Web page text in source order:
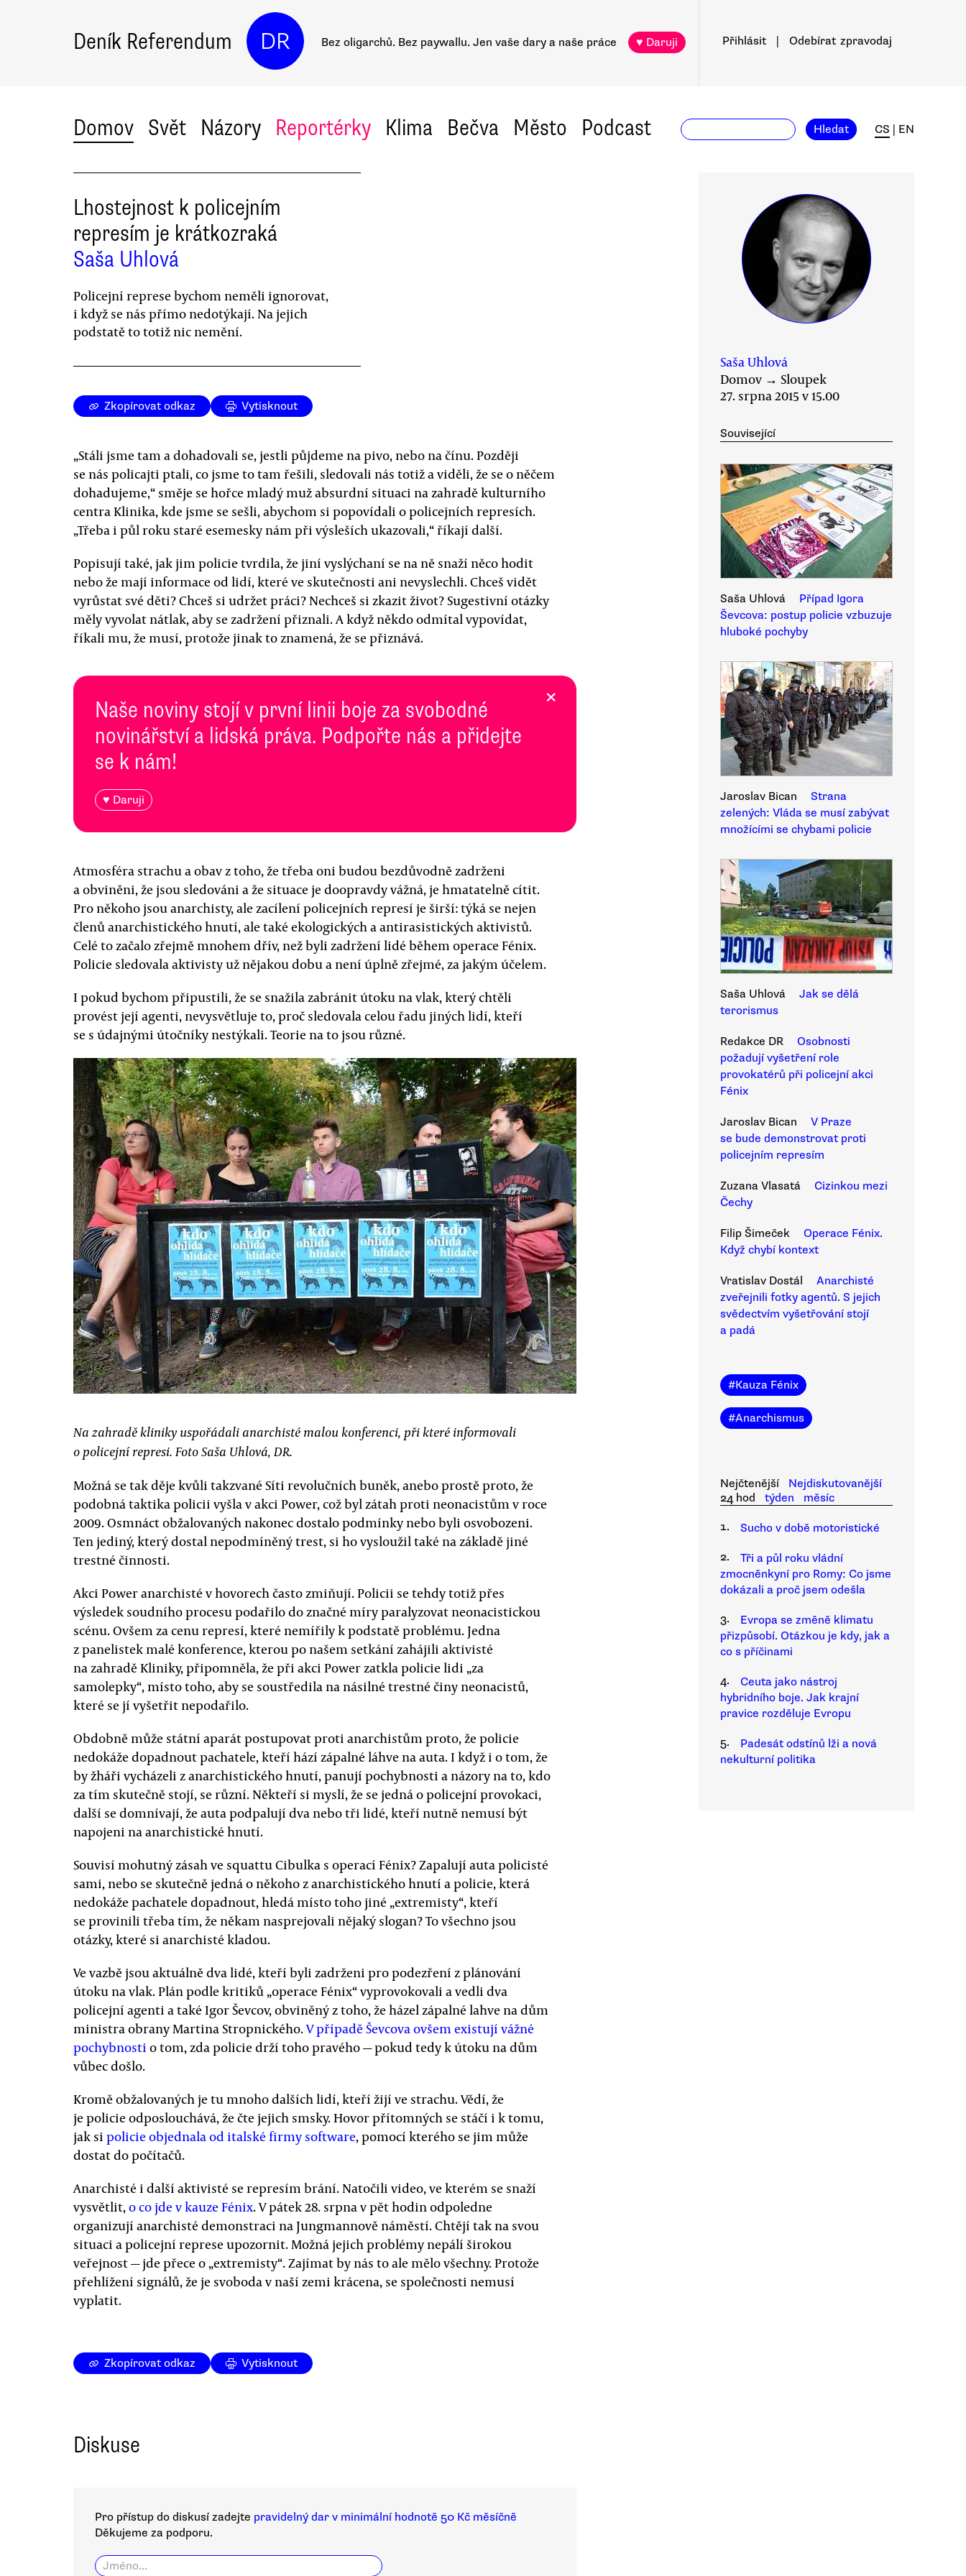
Deník Referendum DR Bez oligarchů. Bez paywallu. Jen vaše dary a naše práce ♥ Daruji Přihlásit Odebírat zpravodaj
Domov Svět Názory Reportérky Klima Bečva Město Podcast Hledat CS EN
Lhostejnost k policejním
represím je krátkozraká
Saša Uhlová
Policejní represe bychom neměli ignorovat,
i když se nás přímo nedotýkají. Na jejich
podstatě to totiž nic nemění.
Zkopírovat odkaz Vytisknout
„Stáli jsme tam a dohadovali se, jestli půjdeme na pivo, nebo na čínu. Později
se nás policajti ptali, co jsme to tam řešili, sledovali nás totiž a viděli, že se o něčem
dohadujeme,“ směje se hořce mladý muž absurdní situaci na zahradě kulturního
centra Klinika, kde jsme se sešli, abychom si popovídali o policejních represích.
„Třeba i půl roku staré esemesky nám při výsleších ukazovali,“ říkají další.
Popisují také, jak jim policie tvrdila, že jiní vyslýchaní se na ně snaží něco hodit
nebo že mají informace od lidí, které ve skutečnosti ani nevyslechli. Chceš vidět
vyrůstat své děti? Chceš si udržet práci? Nechceš si zkazit život? Sugestivní otázky
měly vyvolat nátlak, aby se zadržení přiznali. A když někdo odmítal vypovídat,
říkali mu, že musí, protože jinak to znamená, že se přiznává.
Naše noviny stojí v první linii boje za svobodné
novinářství a lidská práva. Podpořte nás a přidejte
se k nám!
♥ Daruji
×
Atmosféra strachu a obav z toho, že třeba oni budou bezdůvodně zadrženi
a obviněni, že jsou sledováni a že situace je doopravdy vážná, je hmatatelně cítit.
Pro někoho jsou anarchisty, ale zacílení policejních represí je širší: týká se nejen
členů anarchistického hnutí, ale také ekologických a antirasistických aktivistů.
Celé to začalo zřejmě mnohem dřív, než byli zadržení lidé během operace Fénix.
Policie sledovala aktivisty už nějakou dobu a není úplně zřejmé, za jakým účelem.
I pokud bychom připustili, že se snažila zabránit útoku na vlak, který chtěli
provést její agenti, nevysvětluje to, proč sledovala celou řadu jiných lidí, kteří
se s údajnými útočníky nestýkali. Teorie na to jsou různé.
Na zahradě kliniky uspořádali anarchisté malou konferenci, při které informovali
o policejní represi. Foto Saša Uhlová, DR.
Možná se tak děje kvůli takzvané Síti revolučních buněk, anebo prostě proto, že
podobná taktika policii vyšla v akci Power, což byl zátah proti neonacistům v roce
2009. Osmnáct obžalovaných nakonec dostalo podmínky nebo byli osvobozeni.
Ten jediný, který dostal nepodmíněný trest, si ho vysloužil také na základě jiné
trestné činnosti.
Akci Power anarchisté v hovorech často zmiňují. Policii se tehdy totiž přes
výsledek soudního procesu podařilo do značné míry paralyzovat neonacistickou
scénu. Ovšem za cenu represí, které nemířily k podstatě problému. Jedna
z panelistek malé konference, kterou po našem setkání zahájili aktivisté
na zahradě Kliniky, připomněla, že při akci Power zatkla policie lidi „za
samolepky“, místo toho, aby se soustředila na násilné trestné činy neonacistů,
které se jí vyšetřit nepodařilo.
Obdobně může státní aparát postupovat proti anarchistům proto, že policie
nedokáže dopadnout pachatele, kteří hází zápalné láhve na auta. I když i o tom, že
by žháři vycházeli z anarchistického hnutí, panují pochybnosti a názory na to, kdo
za tím skutečně stojí, se různí. Někteří si myslí, že se jedná o policejní provokaci,
další se domnívají, že auta podpalují dva nebo tři lidé, kteří nutně nemusí být
napojeni na anarchistické hnutí.
Souvisí mohutný zásah ve squattu Cibulka s operací Fénix? Zapalují auta policisté
sami, nebo se skutečně jedná o někoho z anarchistického hnutí a policie, která
nedokáže pachatele dopadnout, hledá místo toho jiné „extremisty“, kteří
se provinili třeba tím, že někam nasprejovali nějaký slogan? To všechno jsou
otázky, které si anarchisté kladou.
Ve vazbě jsou aktuálně dva lidé, kteří byli zadrženi pro podezření z plánování
útoku na vlak. Plán podle kritiků „operace Fénix“ vyprovokovali a vedli dva
policejní agenti a také Igor Ševcov, obviněný z toho, že házel zápalné lahve na dům
ministra obrany Martina Stropnického.V případě Ševcova ovšem existují vážné
pochybnosti o tom, zda policie drží toho pravého — pokud tedy k útoku na dům
vůbec došlo.
Kromě obžalovaných je tu mnoho dalších lidí, kteří žijí ve strachu. Vědí, že
je policie odposlouchává, že čte jejich smsky. Hovor přítomných se stáčí i k tomu,
jak si policie objednala od italské firmy software, pomocí kterého se jim může
dostat do počítačů.
Anarchisté i další aktivisté se represím brání. Natočili video, ve kterém se snaží
vysvětlit,o co jde v kauze Fénix. V pátek 28. srpna v pět hodin odpoledne
organizují anarchisté demonstraci na Jungmannově náměstí. Chtějí tak na svou
situaci a policejní represe upozornit. Možná jejich problémy nepálí širokou
veřejnost — jde přece o „extremisty“. Zajímat by nás to ale mělo všechny. Protože
přehlížení signálů, že je svoboda v naší zemi krácena, se společnosti nemusí
vyplatit.
Saša Uhlová
Domov → Sloupek
27. srpna 2015 v 15.00
Související
Saša Uhlová
Případ Igora
Ševcova: postup policie vzbuzuje
hluboké pochyby
Jaroslav Bican
Strana
zelených: Vláda se musí zabývat
množícími se chybami policie
Saša Uhlová
Jak se dělá
terorismus
Redakce DR
Osobnosti
požadují vyšetření role
provokatérů při policejní akci
Fénix
Jaroslav Bican
V Praze
se bude demonstrovat proti
policejním represím
Zuzana Vlasatá
Cizinkou mezi
Čechy
Filip Šimeček
Operace Fénix.
Když chybí kontext
Vratislav Dostál
Anarchisté
zveřejnili fotky agentů. S jejich
svědectvím vyšetřování stojí
a padá
#Kauza Fénix
#Anarchismus
Nejčtenější
Nejdiskutovanější
24 hod
týden
měsíc
1.
Sucho v době motoristické
2.
Tři a půl roku vládní
zmocněnkyní pro Romy: Co jsme
dokázali a proč jsem odešla
3.
Evropa se změně klimatu
přizpůsobí. Otázkou je kdy, jak a
co s příčinami
4.
Ceuta jako nástroj
hybridního boje. Jak krajní
pravice rozděluje Evropu
5.
Padesát odstínů lži a nová
nekulturní politika
Zkopírovat odkaz Vytisknout
Diskuse
Pro přístup do diskusí zadejte pravidelný dar v minimální hodnotě 50 Kč měsíčně
Děkujeme za podporu.